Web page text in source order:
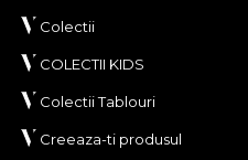
Colectii
COLECTII KIDS
Colectii Tablouri
Creeaza-ti produsul